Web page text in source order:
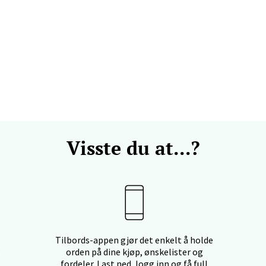
Visste du at...?
Tilbords-appen gjør det enkelt å holde
orden på dine kjøp, ønskelister og
fordeler. Last ned, logg inn og få full
12, 9015 Tromsø
5, 9411 Harstad